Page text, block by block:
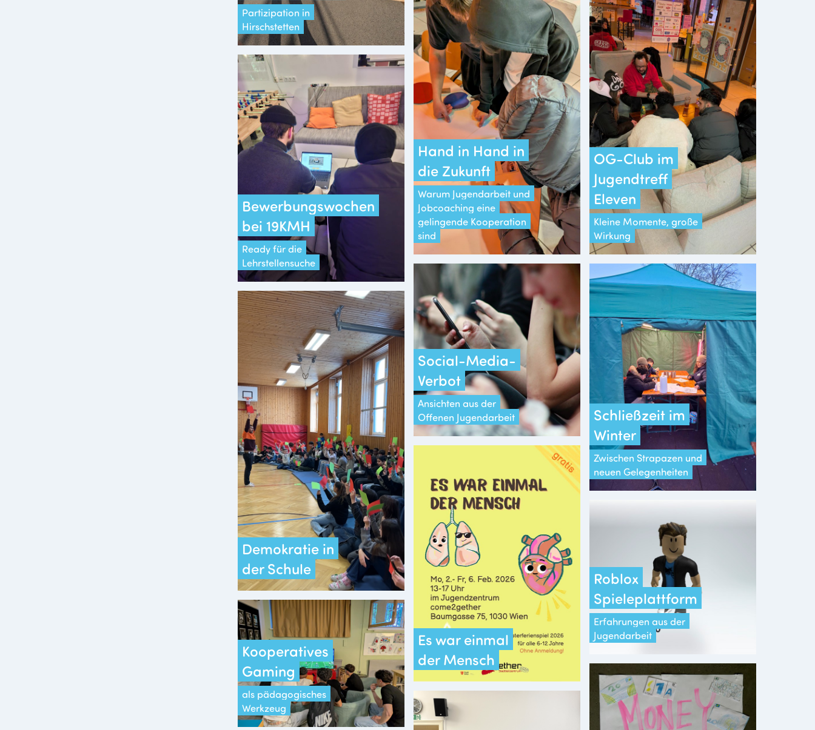
Partizipation in
Hirschstetten
Hand in Hand in
die Zukunft
Warum Jugendarbeit und
Jobcoaching eine
gelingende Kooperation
sind
OG-Club im
Jugendtreff
Eleven
Kleine Momente, große
Wirkung
Bewerbungswochen
bei 19KMH
Ready für die
Lehrstellensuche
Social-Media-
Verbot
Ansichten aus der
Offenen Jugendarbeit
Schließzeit im
Winter
Zwischen Strapazen und
neuen Gelegenheiten
Demokratie in
der Schule
Es war einmal
der Mensch
Roblox
Spieleplattform
Erfahrungen aus der
Jugendarbeit
Kooperatives
Gaming
als pädagogisches
Werkzeug